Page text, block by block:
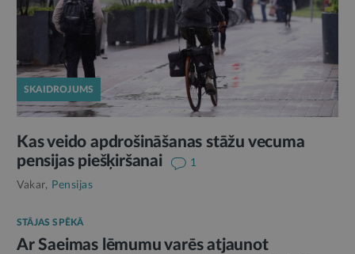
SKAIDROJUMS
Kas veido apdrošināšanas stāžu vecuma
pensijas piešķiršanai
1
Vakar, Pensijas
STĀJAS SPĒKĀ
Ar Saeimas lēmumu varēs atjaunot